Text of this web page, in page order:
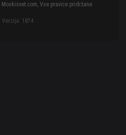
Moskisvet.com, Vse pravice pridržane
Verzija: 1874